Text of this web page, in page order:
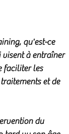
qu'est-ce
visent à entraîner
faciliter les
et de
du